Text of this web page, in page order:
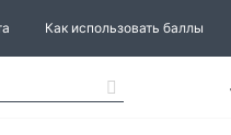
Как использовать баллы